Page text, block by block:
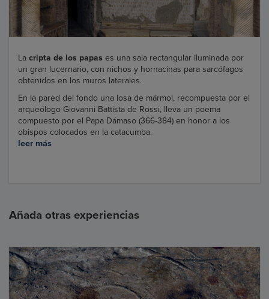
La cripta de los papas es una sala rectangular iluminada por
un gran lucernario, con nichos y hornacinas para sarcófagos
obtenidos en los muros laterales.
En la pared del fondo una losa de mármol, recompuesta por el
arqueólogo Giovanni Battista de Rossi, lleva un poema
compuesto por el Papa Dámaso (366-384) en honor a los
obispos colocados en la catacumba.
leer más
Añada otras experiencias